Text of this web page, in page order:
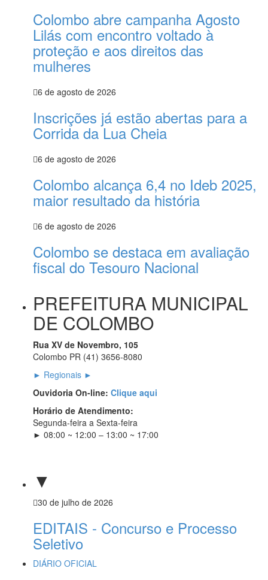
Colombo abre campanha Agosto
Lilás com encontro voltado à
proteção e aos direitos das
mulheres
6 de agosto de 2026
Inscrições já estão abertas para a
Corrida da Lua Cheia
6 de agosto de 2026
Colombo alcança 6,4 no Ideb 2025,
maior resultado da história
6 de agosto de 2026
Colombo se destaca em avaliação
fiscal do Tesouro Nacional
PREFEITURA MUNICIPAL
DE COLOMBO
Rua XV de Novembro, 105
Colombo PR (41) 3656-8080
► Regionais ►
Ouvidoria On-line: Clique aqui
Horário de Atendimento:
Segunda-feira a Sexta-feira
► 08:00 ~ 12:00 – 13:00 ~ 17:00
▼
30 de julho de 2026
EDITAIS - Concurso e Processo
Seletivo
DIÁRIO OFICIAL